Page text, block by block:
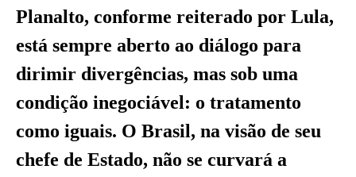
Planalto, conforme reiterado por Lula,
está sempre aberto ao diálogo para
dirimir divergências, mas sob uma
condição inegociável: o tratamento
como iguais. O Brasil, na visão de seu
chefe de Estado, não se curvará a